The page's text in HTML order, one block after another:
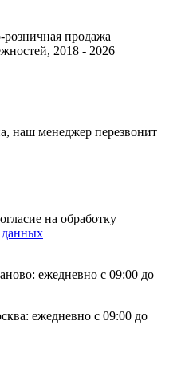
продажа
2018 - 2026
наш менеджер перезвонит
на обработку
ежедневно с 09:00 до
ежедневно с 09:00 до